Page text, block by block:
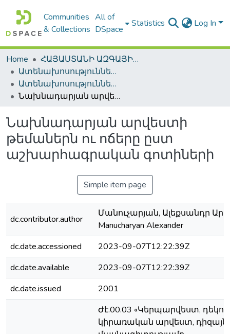
Communities
& Collections
All of
DSpace
Statistics Log In
Home
ՀԱՅԱՍՏԱՆԻ ԱԶԳԱՅԻՆ ԳՐԱԴԱՐԱՆԻ ԹՎԱՅԻՆ ՊԱՀՈՑ / DIGITAL REPOSITORY OF NLA
Ատենախոսություններ և սեղմագրեր / Theses & Abstracts
Ատենախոսություններ և սեղմագրեր / Theses & Abstracts
Նախնադարյան արվեստի թեմաներն ու ոճերը ըստ աշխարհագրական գոտիների
Նախնադարյան արվեստի
թեմաներն ու ոճերը ըստ
աշխարհագրական գոտիների
Simple item page
dc.contributor.author
Մանուչարյան, Ալեքսանդր
Manucharyan Alexander
dc.date.accessioned
2023-09-07T12:22:39Z
dc.date.available
2023-09-07T12:22:39Z
dc.date.issued
2001
Ժէ.00.03 «Կերպարվեստ,
կիրառական արվեստ,